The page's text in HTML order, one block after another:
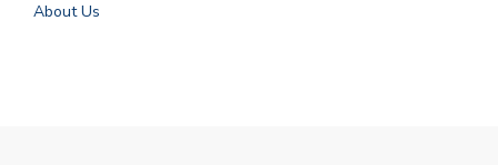
About Us